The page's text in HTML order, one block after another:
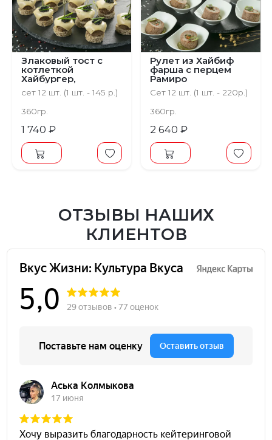
Злаковый тост с
котлеткой
Хайбургер,
растительным
сыром,шпинатом и
белковой икрой
сет 12 шт. (1 шт. - 145 р.)
360гр.
1 740 ₽
Рулет из Хайбиф
фарша с перцем
Рамиро
гриль,растительным
сыром,соусом
песто и шпинатом
Сет 12 шт. (1 шт. - 220р.)
360гр.
2 640 ₽
ОТЗЫВЫ НАШИХ
КЛИЕНТОВ